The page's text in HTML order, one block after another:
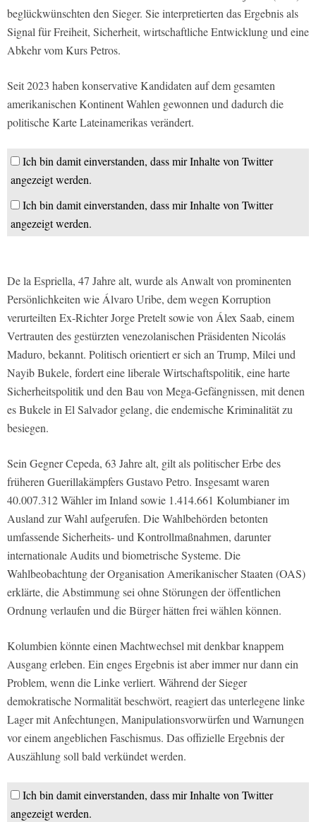
beglückwünschten den Sieger. Sie interpretierten das Ergebnis als
Signal für Freiheit, Sicherheit, wirtschaftliche Entwicklung und eine
Abkehr vom Kurs Petros.
Seit 2023 haben konservative Kandidaten auf dem gesamten
amerikanischen Kontinent Wahlen gewonnen und dadurch die
politische Karte Lateinamerikas verändert.
Ich bin damit einverstanden, dass mir Inhalte von Twitter
angezeigt werden.
Ich bin damit einverstanden, dass mir Inhalte von Twitter
angezeigt werden.
De la Espriella, 47 Jahre alt, wurde als Anwalt von prominenten
Persönlichkeiten wie Álvaro Uribe, dem wegen Korruption
verurteilten Ex-Richter Jorge Pretelt sowie von Álex Saab, einem
Vertrauten des gestürzten venezolanischen Präsidenten Nicolás
Maduro, bekannt. Politisch orientiert er sich an Trump, Milei und
Nayib Bukele, fordert eine liberale Wirtschaftspolitik, eine harte
Sicherheitspolitik und den Bau von Mega-Gefängnissen, mit denen
es Bukele in El Salvador gelang, die endemische Kriminalität zu
besiegen.
Sein Gegner Cepeda, 63 Jahre alt, gilt als politischer Erbe des
früheren Guerillakämpfers Gustavo Petro. Insgesamt waren
40.007.312 Wähler im Inland sowie 1.414.661 Kolumbianer im
Ausland zur Wahl aufgerufen. Die Wahlbehörden betonten
umfassende Sicherheits- und Kontrollmaßnahmen, darunter
internationale Audits und biometrische Systeme. Die
Wahlbeobachtung der Organisation Amerikanischer Staaten (OAS)
erklärte, die Abstimmung sei ohne Störungen der öffentlichen
Ordnung verlaufen und die Bürger hätten frei wählen können.
Kolumbien könnte einen Machtwechsel mit denkbar knappem
Ausgang erleben. Ein enges Ergebnis ist aber immer nur dann ein
Problem, wenn die Linke verliert. Während der Sieger
demokratische Normalität beschwört, reagiert das unterlegene linke
Lager mit Anfechtungen, Manipulationsvorwürfen und Warnungen
vor einem angeblichen Faschismus. Das offizielle Ergebnis der
Auszählung soll bald verkündet werden.
Ich bin damit einverstanden, dass mir Inhalte von Twitter
angezeigt werden.